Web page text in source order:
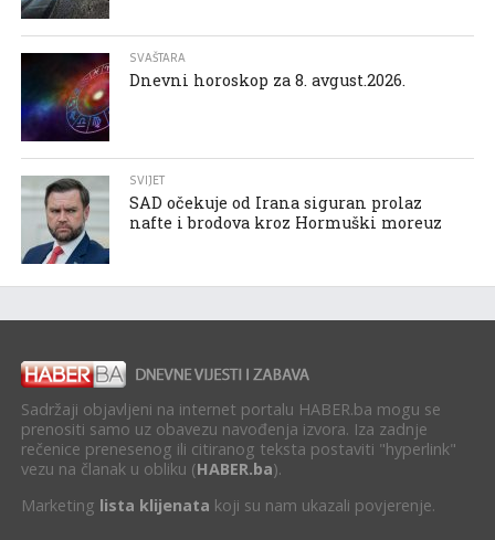
SVAŠTARA
Dnevni horoskop za 8. avgust.2026.
SVIJET
SAD očekuje od Irana siguran prolaz
nafte i brodova kroz Hormuški moreuz
Sadržaji objavljeni na internet portalu HABER.ba mogu se
prenositi samo uz obavezu navođenja izvora. Iza zadnje
rečenice prenesenog ili citiranog teksta postaviti "hyperlink"
vezu na članak u obliku (HABER.ba).
Marketing lista klijenata koji su nam ukazali povjerenje.